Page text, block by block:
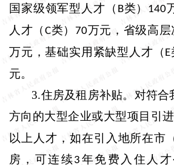
国家级领军型人才（ B类） 140
人才（ C类） 70万元，省级高层
万元，基础实用紧缺型人才（ E
元。
3.住房及租房补贴。 对符合
方向的大型企业或大型项目引
以上人才，如在引入地所在市
房，可连续3 年免费入住人